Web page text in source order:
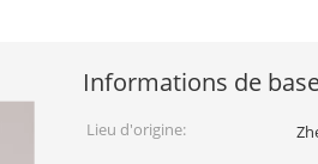
Informations de
Lieu d'origine: